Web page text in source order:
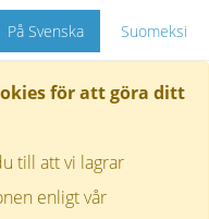
för att göra ditt
till att vi lagrar
enligt vår
På Svenska Suomeksi